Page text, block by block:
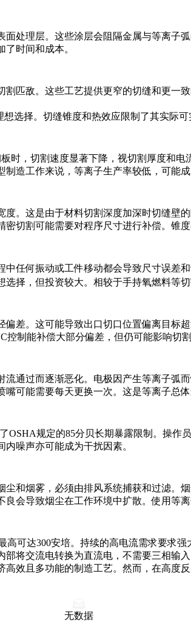
处理层。这些涂层会阻隔金属与等离子
时间和成本。
匹敌。这些工艺提供更窄的切缝和更一
选择。切缝锥度和热效应限制了其实际可
，切割速度显著下降，视切割厚度和电
造工作来说，等离子生产率较低，可能成
。这是由于材料切割深度加深时切缝壁
切割可能需要对程序尺寸进行补偿。锥度
任何振动或工件移动都会导致尺寸误差
择，但投资较大。相较于手持氧燃料等切
差。这可能导致出口切口位置偏离目标
制能补偿大部分偏差，但仍可能影响切割
通过而逐渐恶化。电极因产生等离子弧而
可能需要每天更换一次。这是等离子总体
规定的85分贝长期暴露限制。操作
噪声亦可能成为干扰因素。
和烟雾，必须由排风系统捕获和过滤。
会导致烟尘在工作环境中扩散。使用等
可达300安培。持续的高电流需求要求
将交流电转换为直流电，不需要三相输
效且多功能的制造工艺。然而，在高度
无数据